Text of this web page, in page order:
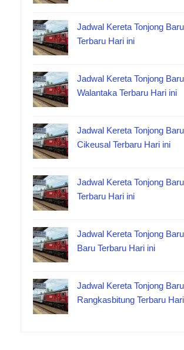
Jadwal Kereta Tonjong
Terbaru Hari ini
Jadwal Kereta Tonjong
Walantaka Terbaru Hari ini
Jadwal Kereta Tonjong
Cikeusal Terbaru Hari ini
Jadwal Kereta Tonjong
Terbaru Hari ini
Jadwal Kereta Tonjong
Baru Terbaru Hari ini
Jadwal Kereta Tonjong
Rangkasbitung Terbaru